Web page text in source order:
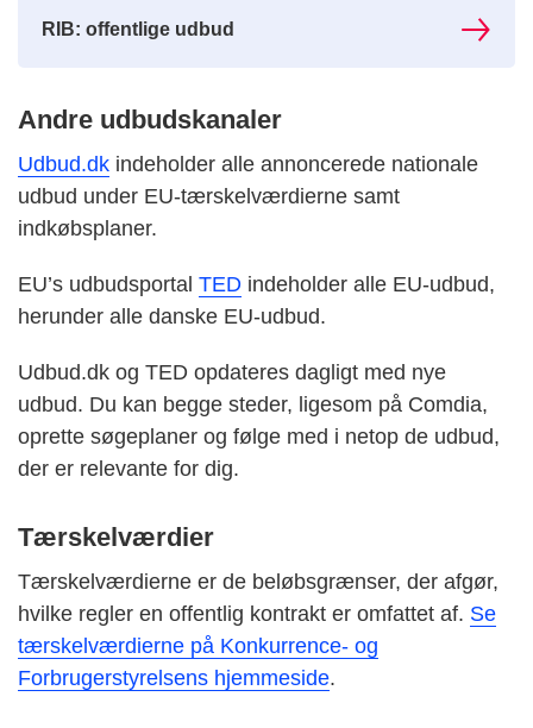
RIB: offentlige udbud
Andre udbudskanaler
Udbud.dk indeholder alle annoncerede nationale
udbud under EU-tærskelværdierne samt
indkøbsplaner.
EU’s udbudsportal TED indeholder alle EU-udbud,
herunder alle danske EU-udbud.
Udbud.dk og TED opdateres dagligt med nye
udbud. Du kan begge steder, ligesom på Comdia,
oprette søgeplaner og følge med i netop de udbud,
der er relevante for dig.
Tærskelværdier
Tærskelværdierne er de beløbsgrænser, der afgør,
hvilke regler en offentlig kontrakt er omfattet af. Se
tærskelværdierne på Konkurrence- og
Forbrugerstyrelsens hjemmeside.